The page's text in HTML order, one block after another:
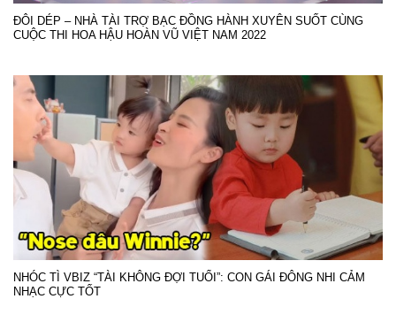
ĐÔI DÉP – NHÀ TÀI TRỢ BẠC ĐỒNG HÀNH XUYÊN SUỐT CÙNG
CUỘC THI HOA HẬU HOÀN VŨ VIỆT NAM 2022
NHÓC TÌ VBIZ “TÀI KHÔNG ĐỢI TUỔI”: CON GÁI ĐÔNG NHI CẢM
NHẠC CỰC TỐT